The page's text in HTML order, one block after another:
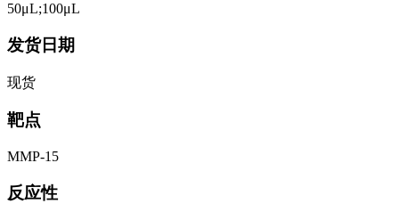
50μL;100μL
发货日期
现货
靶点
MMP-15
反应性